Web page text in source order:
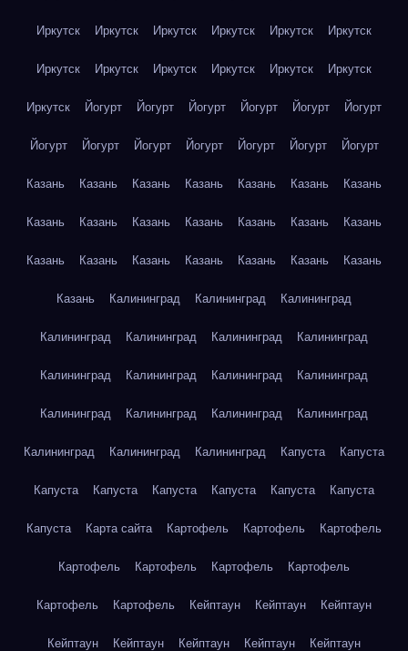
Иркутск Иркутск Иркутск Иркутск Иркутск Иркутск
Иркутск Иркутск Иркутск Иркутск Иркутск Иркутск
Иркутск Йогурт Йогурт Йогурт Йогурт Йогурт Йогурт
Йогурт Йогурт Йогурт Йогурт Йогурт Йогурт Йогурт
Казань Казань Казань Казань Казань Казань Казань
Казань Казань Казань Казань Казань Казань Казань
Казань Казань Казань Казань Казань Казань Казань
Казань Калининград Калининград Калининград
Калининград Калининград Калининград Калининград
Калининград Калининград Калининград Калининград
Калининград Калининград Калининград Калининград
Калининград Калининград Калининград Капуста Капуста
Капуста Капуста Капуста Капуста Капуста Капуста
Капуста Карта сайта Картофель Картофель Картофель
Картофель Картофель Картофель Картофель
Картофель Картофель Кейптаун Кейптаун Кейптаун
Кейптаун Кейптаун Кейптаун Кейптаун Кейптаун